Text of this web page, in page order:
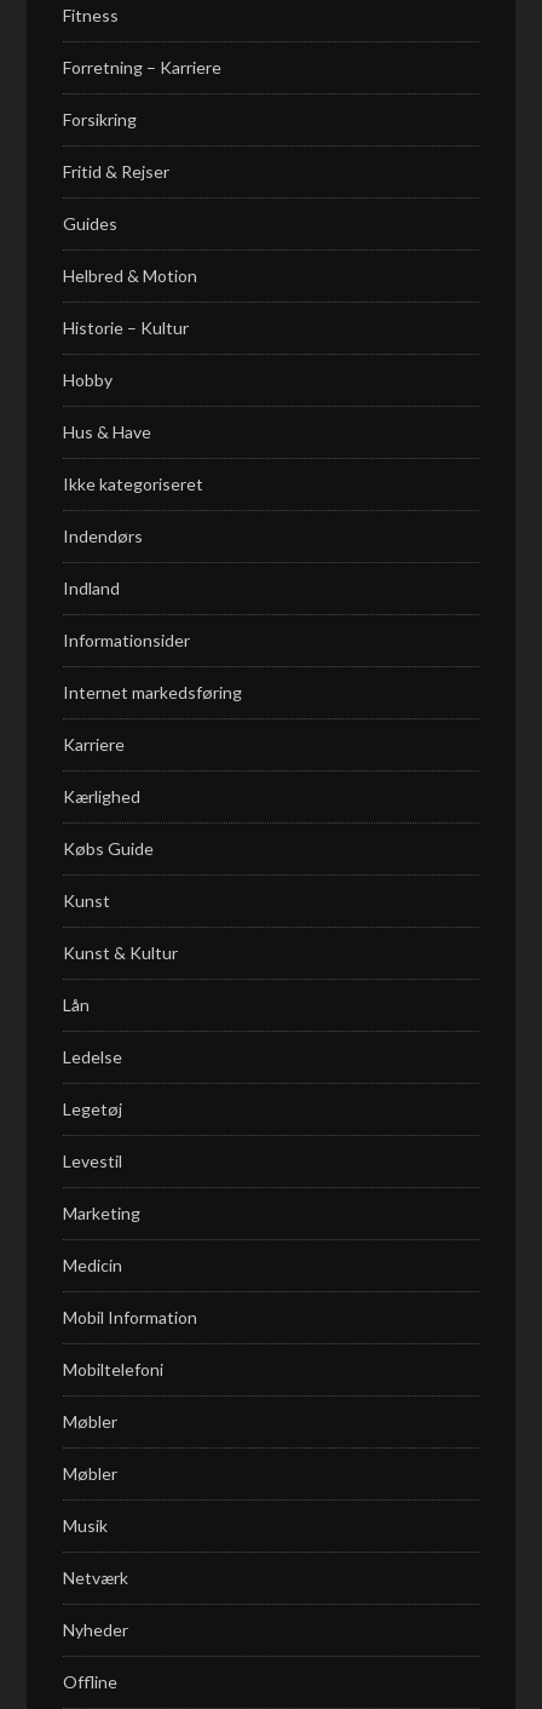
Fitness
Forretning – Karriere
Forsikring
Fritid & Rejser
Guides
Helbred & Motion
Historie – Kultur
Hobby
Hus & Have
Ikke kategoriseret
Indendørs
Indland
Informationsider
Internet markedsføring
Karriere
Kærlighed
Købs Guide
Kunst
Kunst & Kultur
Lån
Ledelse
Legetøj
Levestil
Marketing
Medicin
Mobil Information
Mobiltelefoni
Møbler
Møbler
Musik
Netværk
Nyheder
Offline